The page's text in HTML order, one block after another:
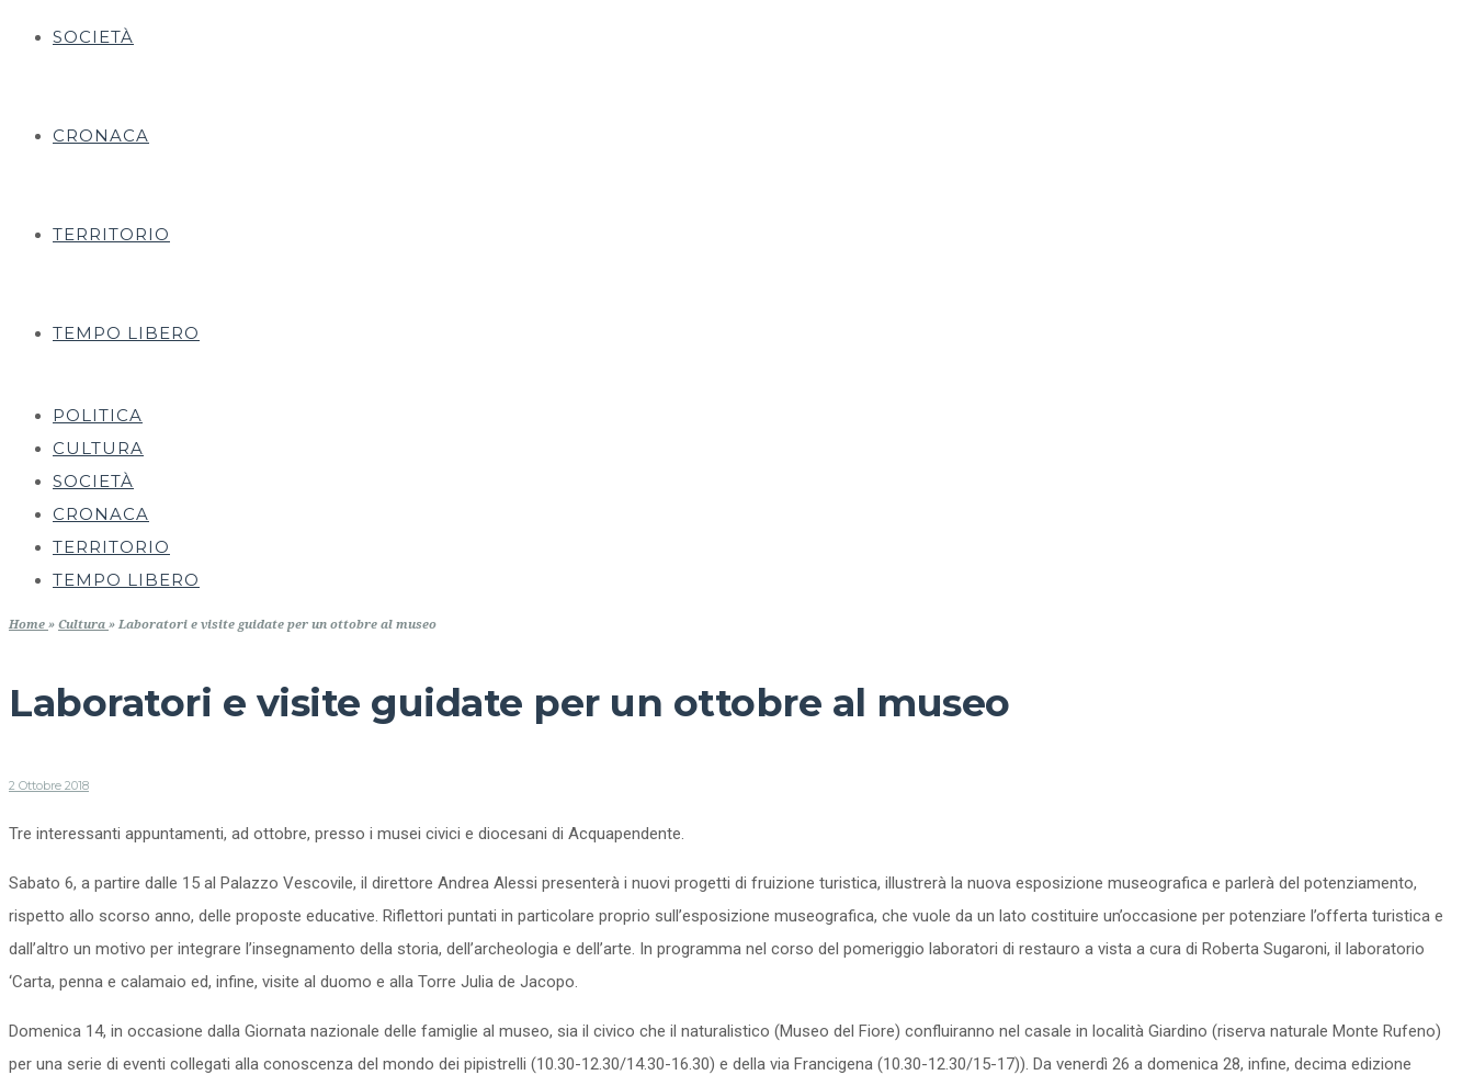
SOCIETÀ
CRONACA
TERRITORIO
TEMPO LIBERO
POLITICA
CULTURA
SOCIETÀ
CRONACA
TERRITORIO
TEMPO LIBERO
Home » Cultura » Laboratori e visite guidate per un ottobre al museo
Laboratori e visite guidate per un ottobre al museo
2 Ottobre 2018
Tre interessanti appuntamenti, ad ottobre, presso i musei civici e diocesani di Acquapendente.
Sabato 6, a partire dalle 15 al Palazzo Vescovile, il direttore Andrea Alessi presenterà i nuovi progetti di fruizione turistica, illustrerà la nuova esposizione museografica e parlerà del potenziamento,
rispetto allo scorso anno, delle proposte educative. Riflettori puntati in particolare proprio sull’esposizione museografica, che vuole da un lato costituire un’occasione per potenziare l’offerta turistica e
dall’altro un motivo per integrare l’insegnamento della storia, dell’archeologia e dell’arte. In programma nel corso del pomeriggio laboratori di restauro a vista a cura di Roberta Sugaroni, il laboratorio
‘Carta, penna e calamaio ed, infine, visite al duomo e alla Torre Julia de Jacopo.
Domenica 14, in occasione dalla Giornata nazionale delle famiglie al museo, sia il civico che il naturalistico (Museo del Fiore) confluiranno nel casale in località Giardino (riserva naturale Monte Rufeno)
per una serie di eventi collegati alla conoscenza del mondo dei pipistrelli (10.30-12.30/14.30-16.30) e della via Francigena (10.30-12.30/15-17)). Da venerdì 26 a domenica 28, infine, decima edizione